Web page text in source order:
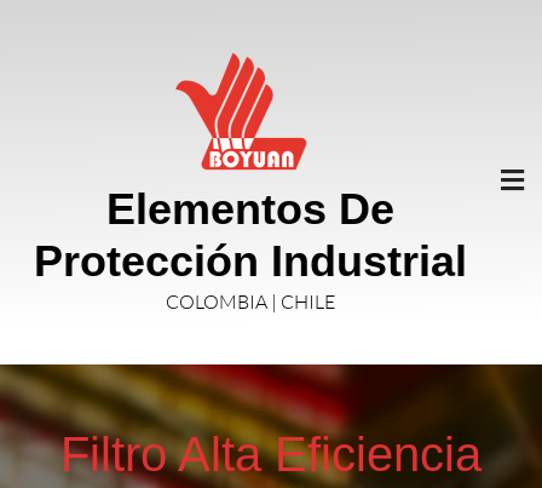
Elementos De
Protección Industrial
COLOMBIA | CHILE
Filtro Alta Eficiencia